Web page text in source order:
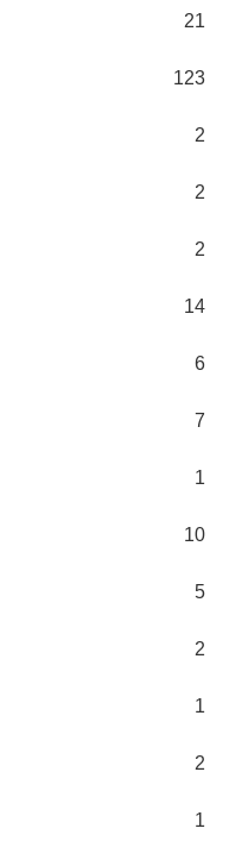
21
123
2
2
2
14
6
7
1
10
5
2
1
2
1